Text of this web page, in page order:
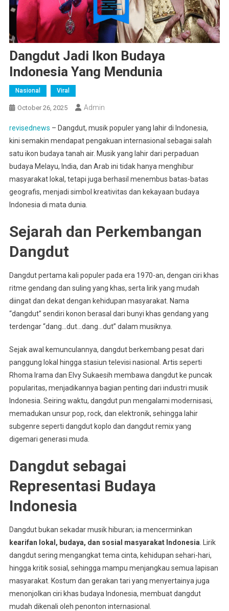
Dangdut Jadi Ikon Budaya
Indonesia Yang Mendunia
Nasional Viral
October 26, 2025 Admin
revisednews – Dangdut, musik populer yang lahir di Indonesia,
kini semakin mendapat pengakuan internasional sebagai salah
satu ikon budaya tanah air. Musik yang lahir dari perpaduan
budaya Melayu, India, dan Arab ini tidak hanya menghibur
masyarakat lokal, tetapi juga berhasil menembus batas-batas
geografis, menjadi simbol kreativitas dan kekayaan budaya
Indonesia di mata dunia.
Sejarah dan Perkembangan
Dangdut
Dangdut pertama kali populer pada era 1970-an, dengan ciri khas
ritme gendang dan suling yang khas, serta lirik yang mudah
diingat dan dekat dengan kehidupan masyarakat. Nama
“dangdut” sendiri konon berasal dari bunyi khas gendang yang
terdengar “dang…dut…dang…dut” dalam musiknya.
Sejak awal kemunculannya, dangdut berkembang pesat dari
panggung lokal hingga stasiun televisi nasional. Artis seperti
Rhoma Irama dan Elvy Sukaesih membawa dangdut ke puncak
popularitas, menjadikannya bagian penting dari industri musik
Indonesia. Seiring waktu, dangdut pun mengalami modernisasi,
memadukan unsur pop, rock, dan elektronik, sehingga lahir
subgenre seperti dangdut koplo dan dangdut remix yang
digemari generasi muda.
Dangdut sebagai
Representasi Budaya
Indonesia
Dangdut bukan sekadar musik hiburan; ia mencerminkan
kearifan lokal, budaya, dan sosial masyarakat Indonesia . Lirik
dangdut sering mengangkat tema cinta, kehidupan sehari-hari,
hingga kritik sosial, sehingga mampu menjangkau semua lapisan
masyarakat. Kostum dan gerakan tari yang menyertainya juga
menonjolkan ciri khas budaya Indonesia, membuat dangdut
mudah dikenali oleh penonton internasional.